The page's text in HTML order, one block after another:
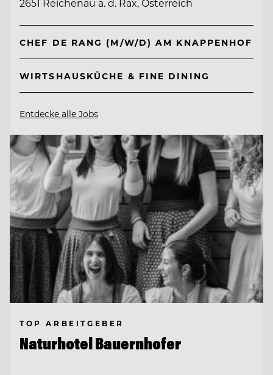
2651 Reichenau a. d. Rax, Österreich
CHEF DE RANG (M/W/D) AM KNAPPENHOF
WIRTSHAUSKÜCHE & FINE DINING
Entdecke alle Jobs
TOP ARBEITGEBER
Naturhotel Bauernhofer